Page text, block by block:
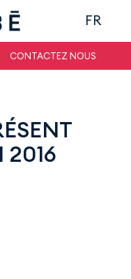
FR
CONTACTEZ NOUS
2016